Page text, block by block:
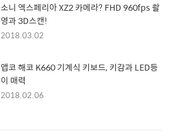
소니 엑스페리아 XZ2 카메라? FHD 960fps 촬
영과 3D스캔!
2018.03.02
앱코 해코 K660 기계식 키보드, 키감과 LED등
이 매력
2018.02.06